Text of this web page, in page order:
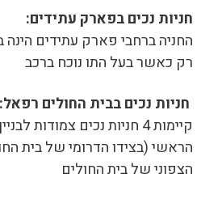
חניות נכים בפארק עתידים:
החניה ברחבי פארק עתידים
רק כאשר בעל התו נוכח ברכב
חניות נכים בבית החולים רפאל:
הצפוני של בית החולים